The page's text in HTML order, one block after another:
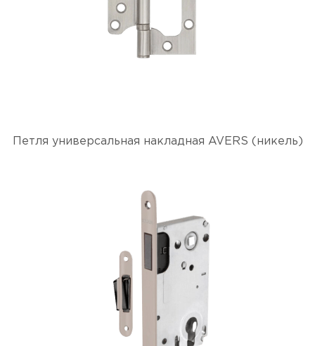
Петля универсальная накладная AVERS (никель)